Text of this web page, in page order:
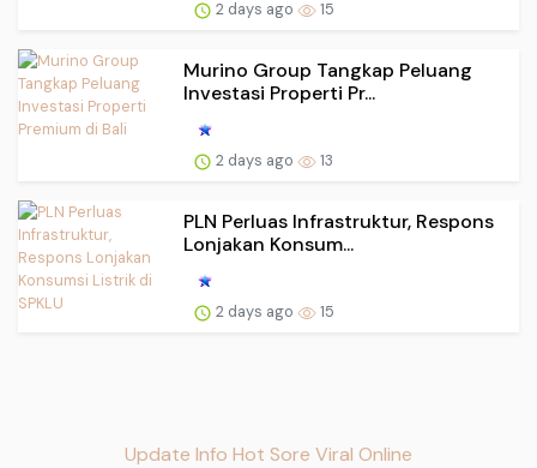
2 days ago 15
Murino Group Tangkap Peluang
Investasi Properti Pr...
2 days ago 13
PLN Perluas Infrastruktur, Respons
Lonjakan Konsum...
2 days ago 15
Update Info Hot Sore Viral Online